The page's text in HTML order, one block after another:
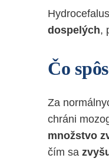
dospelých,
Čo
Za
chráni
množstvo
čím sa